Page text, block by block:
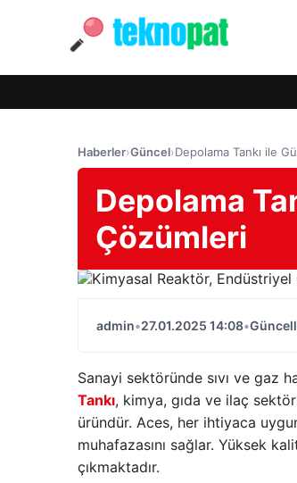
Haberler›Güncel›Depolama Tankı ile
Depolama
Çözümleri
admin•27.01.2025 14:08•
Sanayi sektöründe sıvı ve gaz
Tankı, kimya, gıda ve ilaç
üründür. Aces, her ihtiyaca
muhafazasını sağlar. Yüksek
çıkmaktadır.